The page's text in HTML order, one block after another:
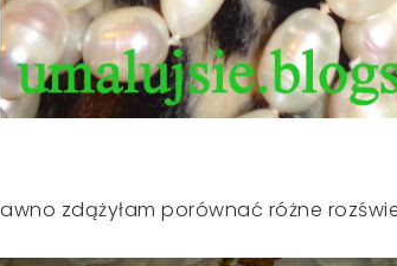
zdążyłam porównać różne